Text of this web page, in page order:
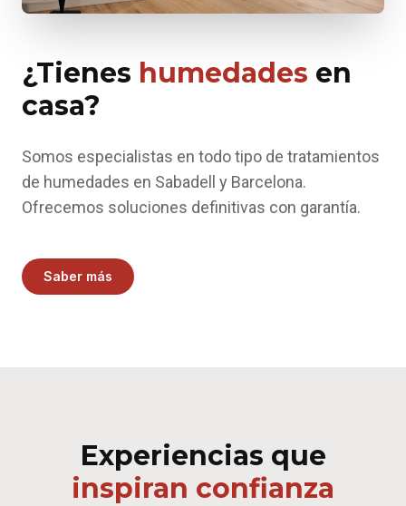
¿Tienes humedades en
casa?
Somos especialistas en todo tipo de tratamientos
de humedades en Sabadell y Barcelona.
Ofrecemos soluciones definitivas con garantía.
Saber más
Experiencias que
inspiran confianza